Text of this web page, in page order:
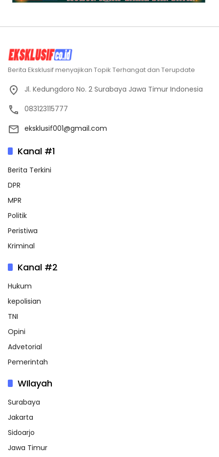
Berita Eksklusif menyajikan Topik Terhangat dan Terupdate
Jl. Kedungdoro No. 2 Surabaya Jawa Timur Indonesia
083123115777
eksklusif001@gmail.com
Kanal #1
Berita Terkini
DPR
MPR
Politik
Peristiwa
Kriminal
Kanal #2
Hukum
kepolisian
TNI
Opini
Advetorial
Pemerintah
WIlayah
Surabaya
Jakarta
Sidoarjo
Jawa Timur